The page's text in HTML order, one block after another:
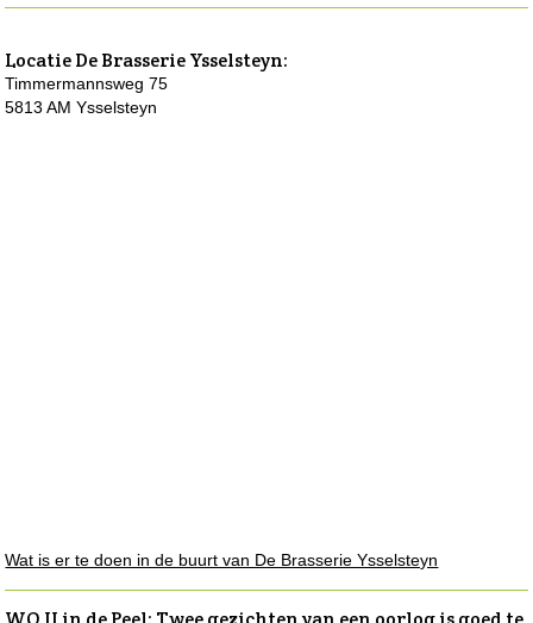
LocatieDe Brasserie Ysselsteyn:
Timmermannsweg 75
5813 AM Ysselsteyn
Wat is er te doen in de buurt van De Brasserie Ysselsteyn